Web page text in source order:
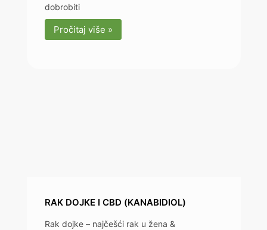
dobrobiti
Pročitaj više »
RAK DOJKE I CBD (KANABIDIOL)
Rak dojke – najčešći rak u žena &